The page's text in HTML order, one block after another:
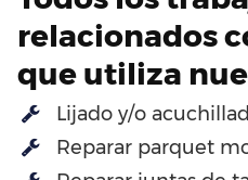
relacionados
que utiliza
Lijado y/o
Reparar parquet